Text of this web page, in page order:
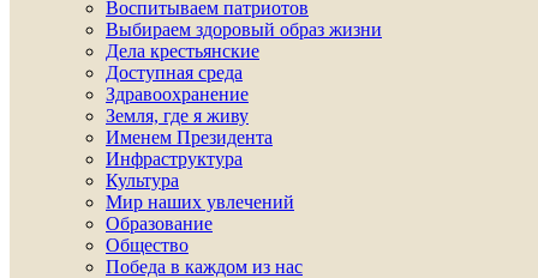
Воспитываем патриотов
Выбираем здоровый образ жизни
Дела крестьянские
Доступная среда
Здравоохранение
Земля, где я живу
Именем Президента
Инфраструктура
Культура
Мир наших увлечений
Образование
Общество
Победа в каждом из нас